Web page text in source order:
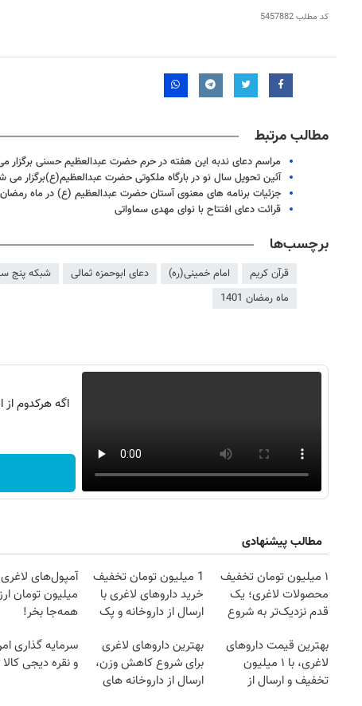
کد مطلب5457882
مطالب مرتبط
مراسم دعای ندبه این هفته در حرم حضرت عبدالعظیم حسنی برگزار
آئین تحویل سال نو در بارگاه ملکوتی حضرت عبدالعظیم(ع)برگزار می
جزئیات برنامه های معنوی آستان حضرت عبدالعظیم (ع) در ماه رمضان
قرائت دعای افتتاح با نوای مهدی سماواتی
برچسب‌ها
قرآن کریم امام خمینی(ره) دعای ابوحمزه ثمالی شبکه پنج
ماه رمضان 1401
اگه هرکدوم
مطالب پیشنهادی
۱ میلیون تومان تخفیف
محصولات لاغری؛ یک
قدم نزدیک‌تر به شروع
1 میلیون تومان تخفیف
خرید داروهای لاغری با
ارسال از داروخانه و پک
میلیون تومان
همه‌جا بخر!
بهترین قیمت داروهای
لاغری، با ۱ میلیون
تخفیف و ارسال از
بهترین داروهای لاغری
برای شروع کاهش وزن،
ارسال از داروخانه های
سرمایه گذاری
و نقره دیجی کالا